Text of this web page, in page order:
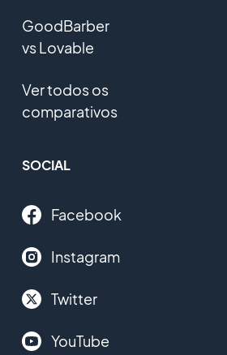
GoodBarber
vs Lovable
Ver todos os
comparativos
SOCIAL
Facebook
Instagram
Twitter
YouTube